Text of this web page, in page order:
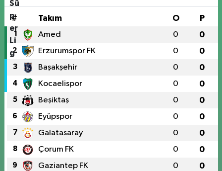
# Takım O P
1 Amed 0 0
2 Erzurumspor FK 0 0
3 Başakşehir 0 0
4 Kocaelispor 0 0
5 Beşiktaş 0 0
6 Eyüpspor 0 0
7 Galatasaray 0 0
8 Çorum FK 0 0
9 Gaziantep FK 0 0